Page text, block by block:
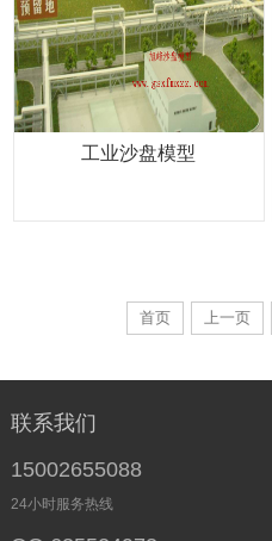
工业沙盘模型
首页 上一页
联系我们
15002655088
24小时服务热线